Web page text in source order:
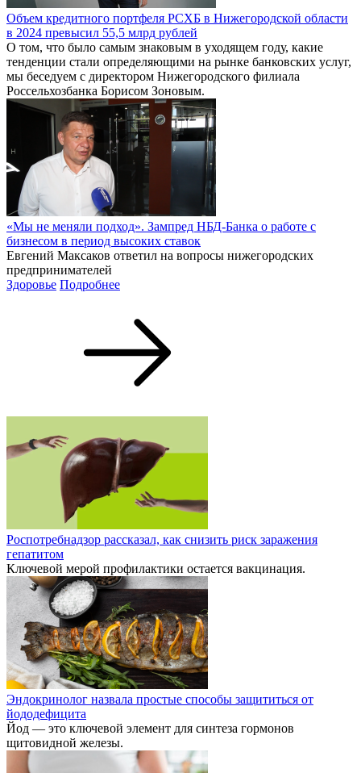
Объем кредитного портфеля РСХБ в Нижегородской области
в 2024 превысил 55,5 млрд рублей
О том, что было самым знаковым в уходящем году, какие
тенденции стали определяющими на рынке банковских услуг,
мы беседуем с директором Нижегородского филиала
Россельхозбанка Борисом Зоновым.
«Мы не меняли подход». Зампред НБД-Банка о работе с
бизнесом в период высоких ставок
Евгений Максаков ответил на вопросы нижегородских
предпринимателей
Здоровье Подробнее
Роспотребнадзор рассказал, как снизить риск заражения
гепатитом
Ключевой мерой профилактики остается вакцинация.
Эндокринолог назвала простые способы защититься от
йододефицита
Йод — это ключевой элемент для синтеза гормонов
щитовидной железы.